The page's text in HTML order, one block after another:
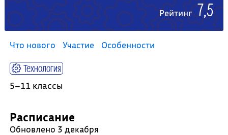
Рейтинг 7,5
Что нового Участие Особенности
Технология
5–11 классы
Расписание
Обновлено 3 декабря